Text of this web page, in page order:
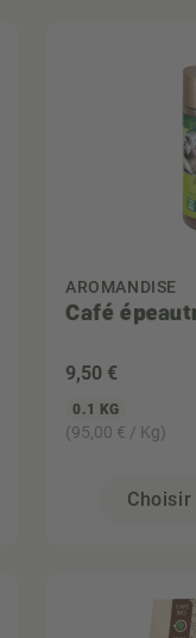
AROMANDISE
Café
9,50 €
0.1 KG
(95,00 € / Kg)